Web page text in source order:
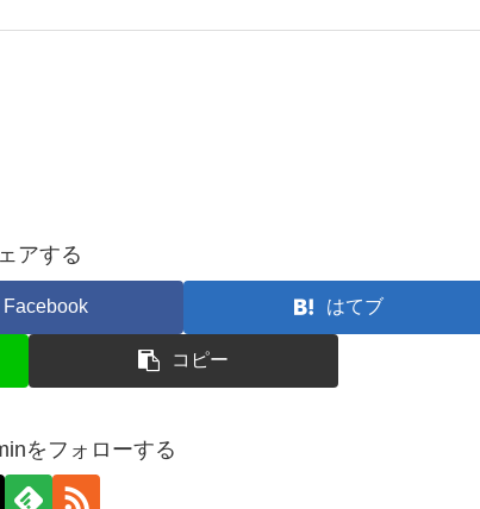
アする
Facebook はてブ
コピー
をフォローする